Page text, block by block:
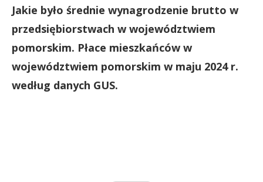
Jakie było średnie wynagrodzenie brutto w
przedsiębiorstwach w województwiem
pomorskim. Płace mieszkańców w
województwiem pomorskim w maju 2024 r.
według danych GUS.